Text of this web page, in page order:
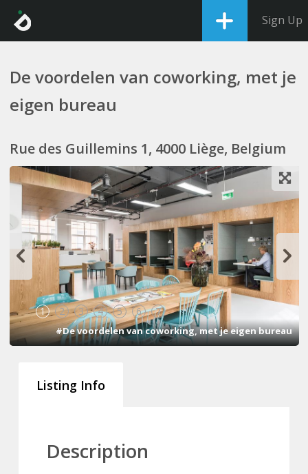
Sign Up
De voordelen van coworking, met je
eigen bureau
Rue des Guillemins 1, 4000 Liège, Belgium
1 2 3 4 5 6 7
#De voordelen van coworking, met je eigen bureau
Listing Info
Description